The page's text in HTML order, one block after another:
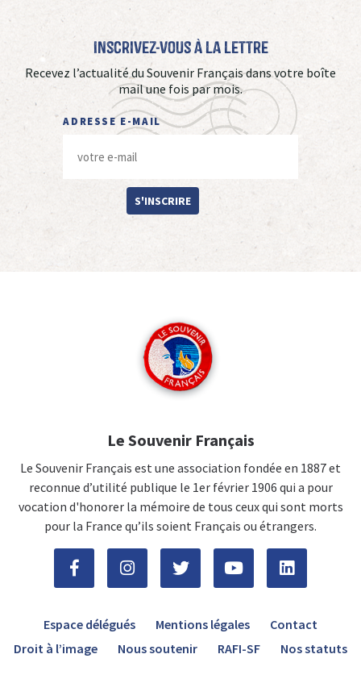
Inscrivez-vous à La Lettre
Recevez l’actualité du Souvenir Français dans votre boîte
mail une fois par mois.
ADRESSE E-MAIL
S'INSCRIRE
Le Souvenir Français
Le Souvenir Français est une association fondée en 1887 et
reconnue d’utilité publique le 1er février 1906 qui a pour
vocation d'honorer la mémoire de tous ceux qui sont morts
pour la France qu’ils soient Français ou étrangers.
Espace délégués Mentions légales
Contact
Droit à l’image
Nous soutenir RAFI-SF Nos statuts